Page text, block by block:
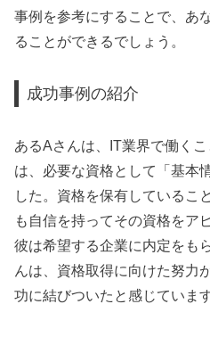
事例を参考にすることで、あ
ることができるでしょう。
成功事例の紹介
あるAさんは、IT業界で働く
は、必要な資格として「基本
した。資格を保有しているこ
も自信を持ってその資格をア
彼は希望する企業に内定をも
んは、資格取得に向けた努力
功に結びついたと感じています